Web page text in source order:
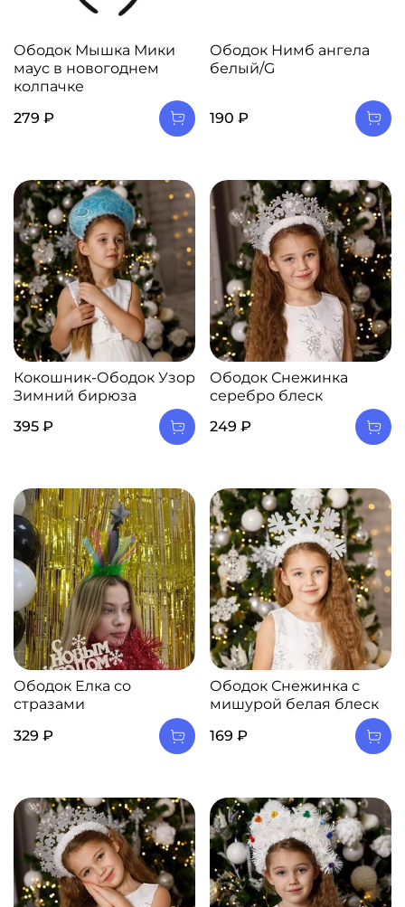
Ободок Мышка Мики
маус в новогоднем
колпачке
279 ₽
Ободок Нимб ангела
белый/G
190 ₽
Кокошник-Ободок Узор
Зимний бирюза
395 ₽
Ободок Снежинка
серебро блеск
249 ₽
Ободок Елка со
стразами
329 ₽
Ободок Снежинка с
мишурой белая блеск
169 ₽